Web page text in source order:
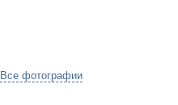
Все фотографии